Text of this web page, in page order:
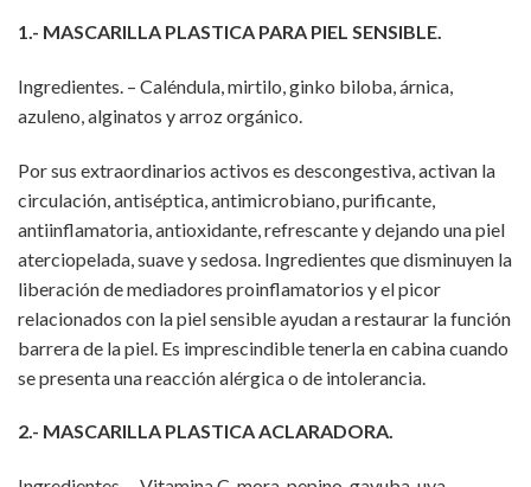
1.- MASCARILLA PLASTICA PARA PIEL SENSIBLE.
Ingredientes. – Caléndula, mirtilo, ginko biloba, árnica,
azuleno, alginatos y arroz orgánico.
Por sus extraordinarios activos es descongestiva, activan la
circulación, antiséptica, antimicrobiano, purificante,
antiinflamatoria, antioxidante, refrescante y dejando una piel
aterciopelada, suave y sedosa. Ingredientes que disminuyen la
liberación de mediadores proinflamatorios y el picor
relacionados con la piel sensible ayudan a restaurar la función
barrera de la piel. Es imprescindible tenerla en cabina cuando
se presenta una reacción alérgica o de intolerancia.
2.- MASCARILLA PLASTICA ACLARADORA.